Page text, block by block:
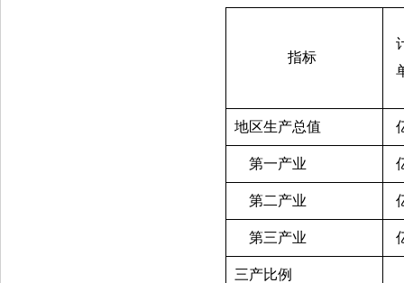
指标
地区生产总值
第一产业
第二产业
第三产业
三产比例